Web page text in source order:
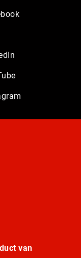
van